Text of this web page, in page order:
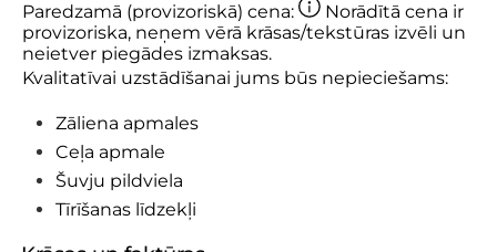
Paredzamā (provizoriskā) cena:
Norādītā cena ir
provizoriska, neņem vērā krāsas/tekstūras izvēli un
neietver piegādes izmaksas.
Kvalitatīvai uzstādīšanai jums būs nepieciešams:
Zāliena apmales
Ceļa apmale
Šuvju pildviela
Tīrīšanas līdzekļi